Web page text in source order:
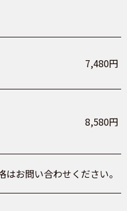
7,480円
8,580円
はお問い合わせください。